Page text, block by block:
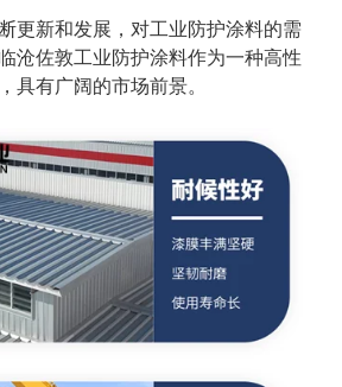
更新和发展，对工业防护涂料的需
沧佐敦工业防护涂料作为一种高性
具有广阔的市场前景。